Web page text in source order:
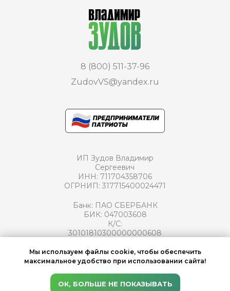
ИП Зудов Владимир
Сергеевич
ИНН: 711704358706
ОГРНИП: 317715400024471
Банк: ПАО СБЕРБАНК
БИК: 047003608
К/С:
30101810300000000608
8 (800) 511-37-96
ZudovVS@yandex.ru
Политика конфиденциальности
Мы используем файлы cookie, чтобы обеспечить
максимальное удобство при использовании сайта!
ОК, БОЛЬШЕ НЕ ПОКАЗЫВАТЬ